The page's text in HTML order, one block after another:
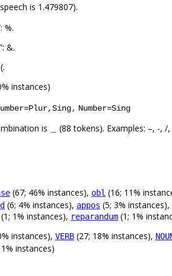
is 1.479807).
%.
&.
instances)
, Number=Sing
is (88 tokens). Examples: –, -, /
(67; 46% instances), obl (16; 11%
(6; 4% instances), appos (5; 3% instances),
(1; 1% instances), reparandum (1; 1%
instances), VERB (27; 18% instances),
instances)